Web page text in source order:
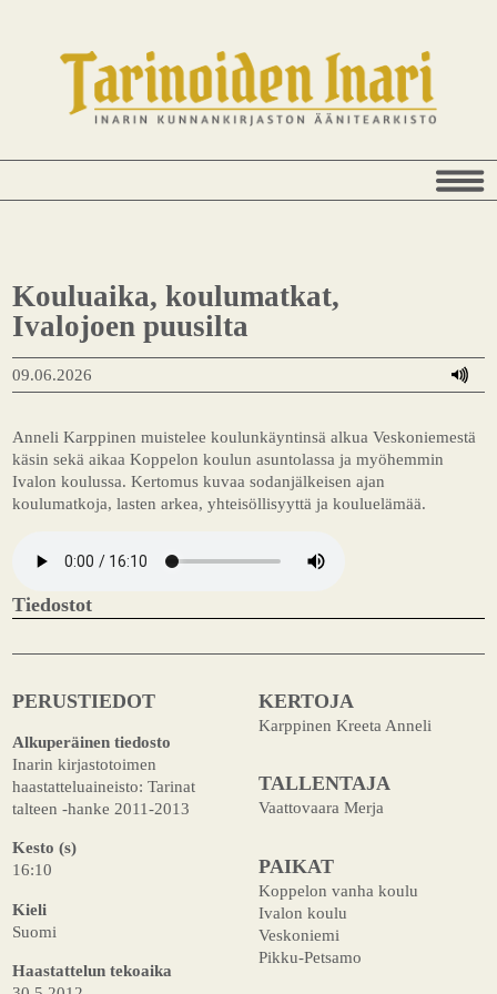
Kouluaika, koulumatkat,
Ivalojoen puusilta
09.06.2026
Anneli Karppinen muistelee koulunkäyntinsä alkua Veskoniemestä
käsin sekä aikaa Koppelon koulun asuntolassa ja myöhemmin
Ivalon koulussa. Kertomus kuvaa sodanjälkeisen ajan
koulumatkoja, lasten arkea, yhteisöllisyyttä ja kouluelämää.
Tiedostot
PERUSTIEDOT
Alkuperäinen tiedosto
Inarin kirjastotoimen
haastatteluaineisto: Tarinat
talteen -hanke 2011-2013
Kesto (s)
16:10
Kieli
Suomi
Haastattelun tekoaika
KERTOJA
Karppinen Kreeta Anneli
TALLENTAJA
Vaattovaara Merja
PAIKAT
Koppelon vanha koulu
Ivalon koulu
Veskoniemi
Pikku-Petsamo